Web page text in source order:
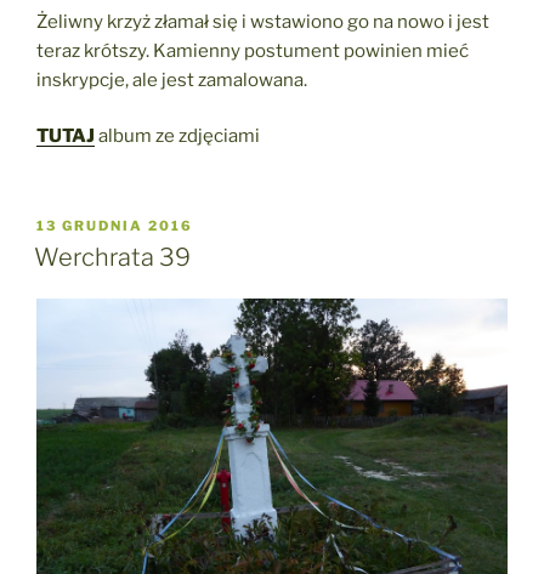
Żeliwny krzyż złamał się i wstawiono go na nowo i jest
teraz krótszy. Kamienny postument powinien mieć
inskrypcje, ale jest zamalowana.
TUTAJ album ze zdjęciami
OPUBLIKOWANE
W
13 GRUDNIA 2016
Werchrata 39